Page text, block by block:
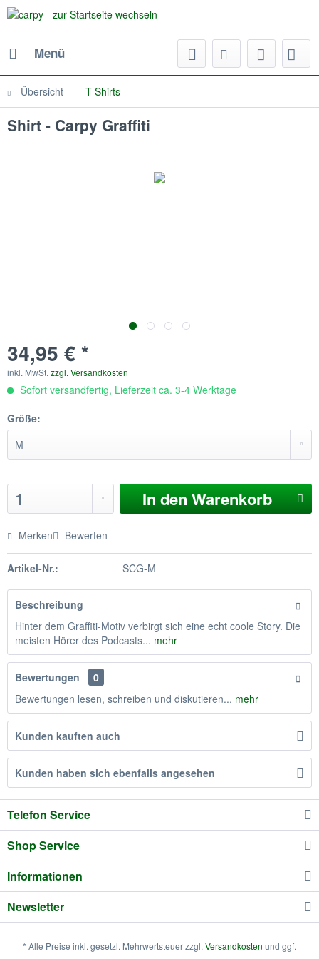
Menü
Übersicht T-Shirts
Shirt - Carpy Graffiti
34,95 € *
inkl. MwSt. zzgl. Versandkosten
Sofort versandfertig, Lieferzeit ca. 3-4 Werktage
Größe:
In denWarenkorb
Merken Bewerten
Artikel-Nr.: SCG-M
Beschreibung
Hinter dem Graffiti-Motiv verbirgt sich eine echt coole Story. Die
meisten Hörer des Podcasts... mehr
Bewertungen
0
Bewertungen lesen, schreiben und diskutieren... mehr
Kunden kauften auch
Kunden haben sich ebenfalls angesehen
Telefon Service
Shop Service
Informationen
Newsletter
* Alle Preise inkl. gesetzl. Mehrwertsteuer zzgl. Versandkosten und ggf.